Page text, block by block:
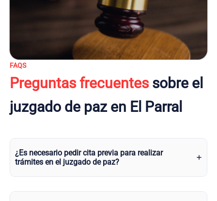
FAQS
Preguntas frecuentessobre el
juzgado de paz en El Parral
¿Es necesario pedir cita previa para realizar
trámites en el juzgado de paz?